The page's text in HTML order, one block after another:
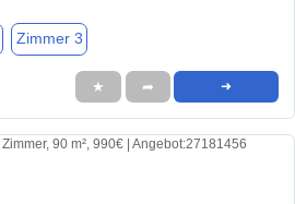
Zimmer 3
★ ➦ ➜